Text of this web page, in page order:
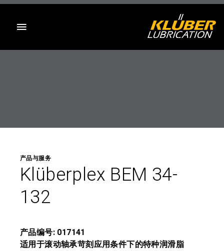
产品与服务
Klüberplex BEM 34-
132
产品编号: 017141
适用于滚动轴承苛刻应用条件下的特种润滑脂